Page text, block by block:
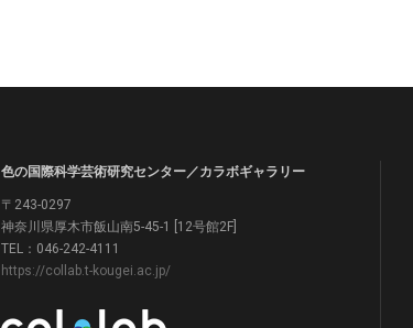
色の国際科学芸術研究センター／カラボギャラリー
〒243-0297
神奈川県厚木市飯山南5-45-1 [12号館2F]
TEL：046-242-4111
https://collab.t-kougei.ac.jp/